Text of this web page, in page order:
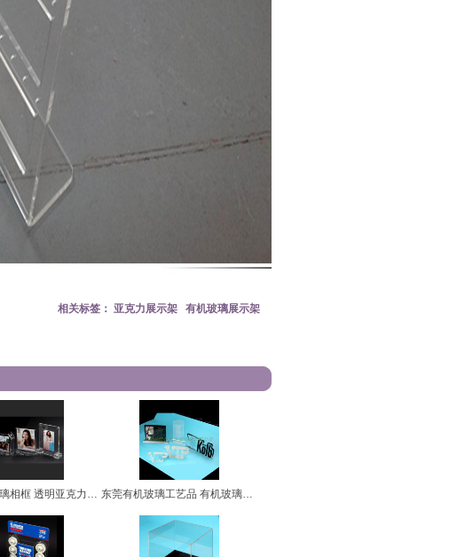
相关标签： 亚克力展示架 有机玻璃展示架
东莞有机玻璃相框 透明亚克力相框 东莞有机玻璃工艺品 有机玻璃模型